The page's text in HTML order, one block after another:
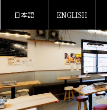
日本語 ENGLISH